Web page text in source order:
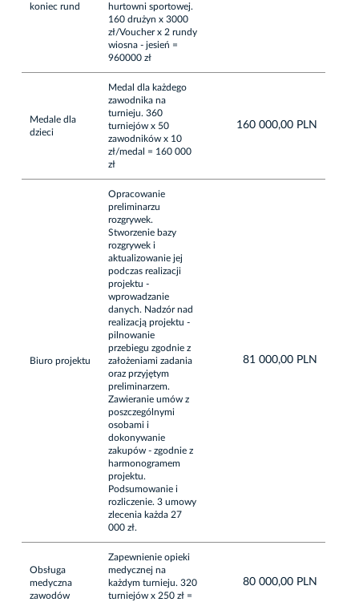
koniec rund
hurtowni sportowej.
160 drużyn x 3000
zł/Voucher x 2 rundy
wiosna - jesień =
960000 zł
Medale dla
dzieci
Medal dla każdego
zawodnika na
turnieju. 360
turniejów x 50
zawodników x 10
zł/medal = 160 000
zł
160 000,00 PLN
Biuro projektu
Opracowanie
preliminarzu
rozgrywek.
Stworzenie bazy
rozgrywek i
aktualizowanie jej
podczas realizacji
projektu -
wprowadzanie
danych. Nadzór nad
realizacją projektu -
pilnowanie
przebiegu zgodnie z
założeniami zadania
oraz przyjętym
preliminarzem.
Zawieranie umów z
poszczególnymi
osobami i
dokonywanie
zakupów - zgodnie z
harmonogramem
projektu.
Podsumowanie i
rozliczenie. 3 umowy
zlecenia każda 27
000 zł.
81 000,00 PLN
Obsługa
medyczna
zawodów
Zapewnienie opieki
medycznej na
każdym turnieju. 320
turniejów x 250 zł =
80 000,00 PLN